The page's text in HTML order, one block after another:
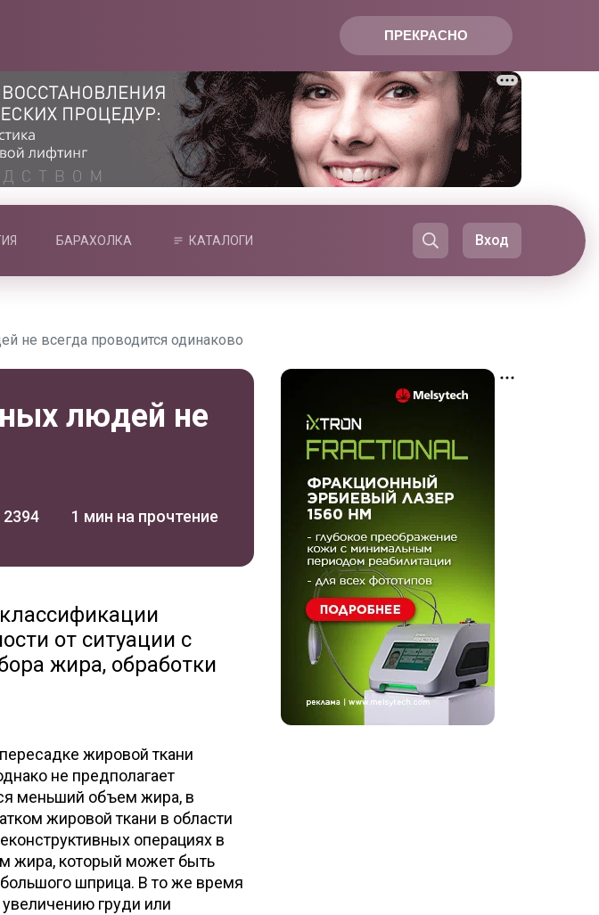
ПРЕКРАСНО
БАРАХОЛКА КАТАЛОГИ Вход
не всегда проводится одинаково
людей не
2394 1 мин на прочтение
от ситуации с
жира, обработки
жировой ткани
не предполагает
меньший объем жира, в
жировой ткани в области
операциях в
жира, который может быть
шприца. В то же время
груди или